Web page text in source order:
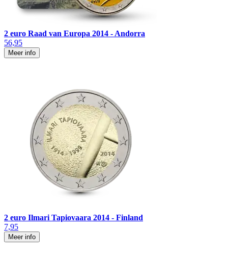
2 euro Raad van Europa 2014 - Andorra
56,95
Meer info
2 euro Ilmari Tapiovaara 2014 - Finland
7,95
Meer info